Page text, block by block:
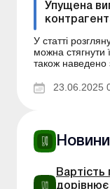
Упущена
У статті
можна стягнути
також наведено
23.06.2025
Новини
Вартість